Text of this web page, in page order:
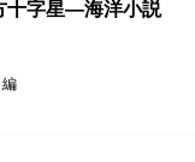
“周五郎探偵小
の作品には、春
リーとしても完
郎少年文庫 黄
十字星―海洋小説